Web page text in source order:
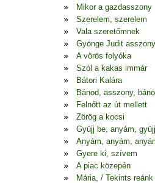
Mikor a gazdasszony
Szerelem, szerelem
Vala szeretőmnek
Gyönge Judit asszony
A vörös folyóka
Szól a kakas immár
Bátori Kalára
Bánod, asszony,
Felnőtt az út mellett
Zörög a kocsi
Gyüjj be, anyám,
Anyám, anyám,
Gyere ki, szívem
A piac közepén
Mária, / Tekints reánk